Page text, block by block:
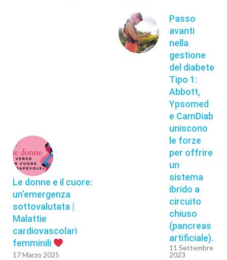
Le donne e il cuore:
un’emergenza
sottovalutata |
Malattie
cardiovascolari
femminili
17 Marzo 2025
Passo
avanti
nella
gestione
del diabete
Tipo 1:
Abbott,
Ypsomed
e CamDiab
uniscono
le forze
per offrire
un
sistema
ibrido a
circuito
chiuso
(pancreas
artificiale).
11 Settembre
2023